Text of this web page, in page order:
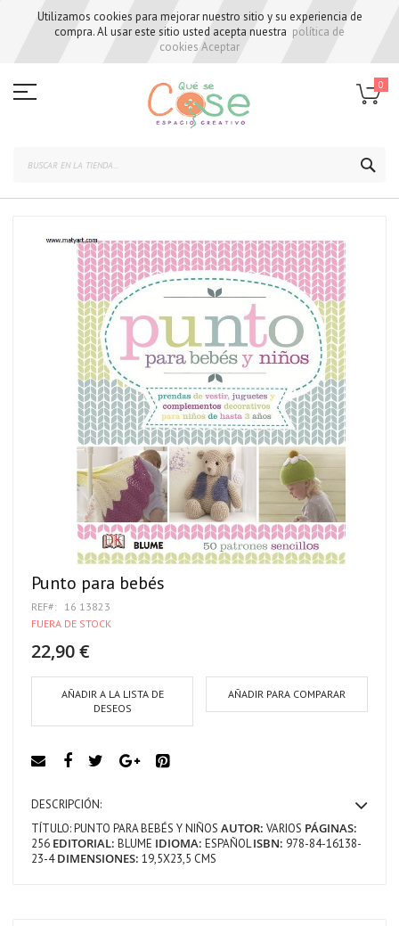
Utilizamos cookies para mejorar nuestro sitio y su experiencia de
compra. Al usar este sitio usted acepta nuestra política de
cookies Aceptar
to
Content
0
Punto para bebés
REF
16 13823
FUERA DE STOCK
22,90 €
AÑADIR A LA LISTA DE
DESEOS
AÑADIR PARA COMPARAR
DESCRIPCIÓN:
TÍTULO:PUNTO PARA BEBÉS Y NIÑOS AUTOR: VARIOS PÁGINAS:
256 EDITORIAL: BLUME IDIOMA: ESPAÑOLISBN: 978-84-16138-
23-4DIMENSIONES: 19,5X23,5 CMS